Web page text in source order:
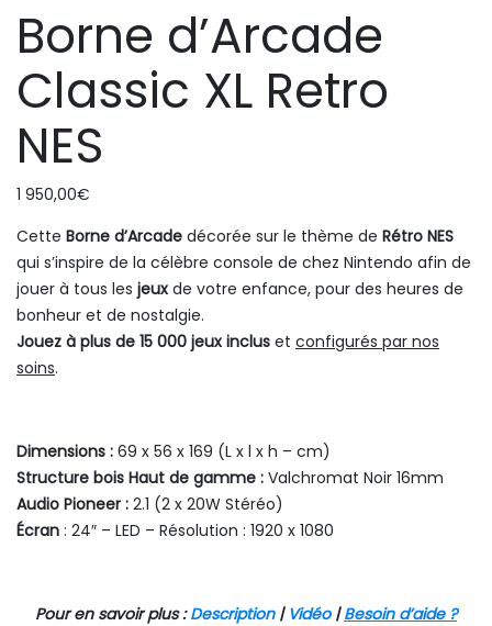
Borne d’Arcade
Classic XL Retro
NES
1 950,00€
Cette Borne d’Arcade décorée sur le thème de Rétro NES
qui s’inspire de la célèbre console de chez Nintendo afin de
jouer à tous les jeux de votre enfance, pour des heures de
bonheur et de nostalgie.
Jouez à plus de 15 000 jeux inclus et configurés par nos
soins.
Dimensions : 69 x 56 x 169 (L x l x h – cm)
Structure bois Haut de gamme : Valchromat Noir 16mm
Audio Pioneer : 2.1 (2 x 20W Stéréo)
Écran : 24″ – LED – Résolution : 1920 x 1080
Pour en savoir plus :Description| Vidéo|Besoin d’aide ?